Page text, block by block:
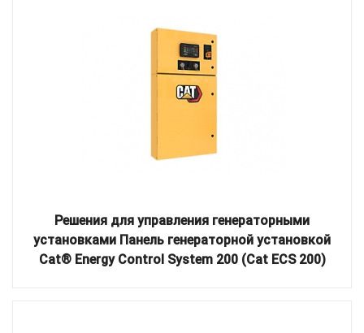
Решения для управления генераторными
установками Панель генераторной установкой
Cat® Energy Control System 200 (Cat ECS 200)